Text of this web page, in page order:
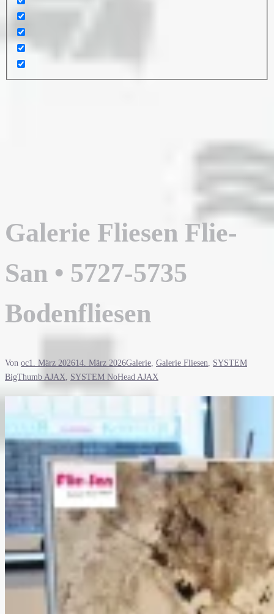
Galerie Fliesen Flie-
San • 5727-5735
Bodenfliesen
Von oc1. März 202614. März 2026Galerie, Galerie Fliesen, SYSTEM
BigThumb AJAX, SYSTEM NoHead AJAX